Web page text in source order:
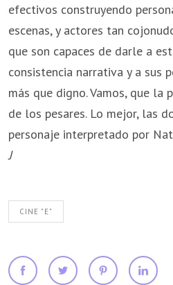
efectivos construyendo
escenas, y actores tan
que son capaces de darle a
consistencia narrativa y a sus
más que digno. Vamos, que la
de los pesares. Lo mejor, las
personaje interpretado por
J
CINE "E"